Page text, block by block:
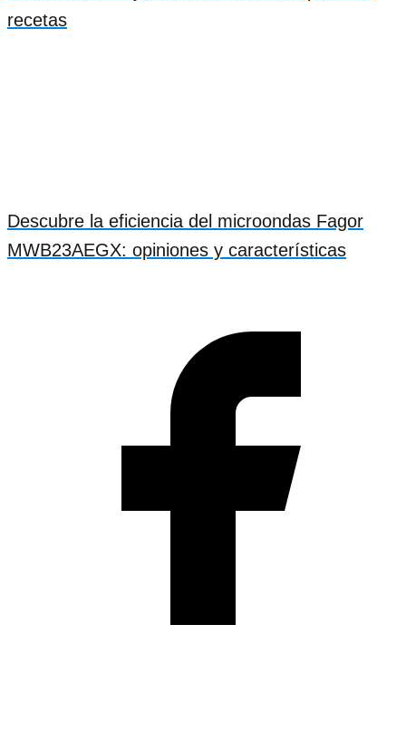
recetas
Descubre la eficiencia del microondas Fagor
MWB23AEGX: opiniones y características